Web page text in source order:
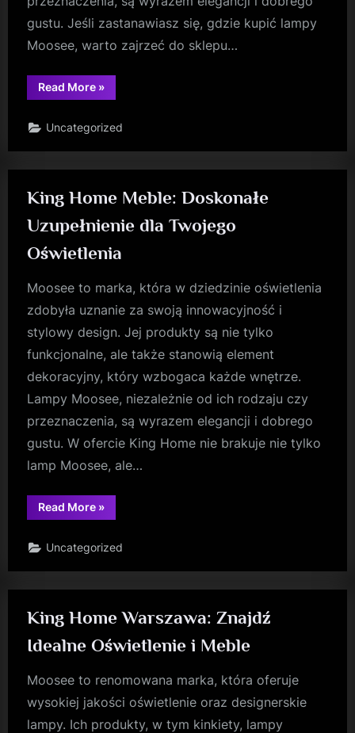
gustu. Jeśli zastanawiasz się, gdzie kupić lampy
Moosee, warto zajrzeć do sklepu…
Read More“Lampa
LED
i
Oświetlenie”
»
Uncategorized
King Home Meble: Doskonałe
Uzupełnienie dla Twojego
Oświetlenia
Moosee to marka, która w dziedzinie oświetlenia
zdobyła uznanie za swoją innowacyjność i
stylowy design. Jej produkty są nie tylko
funkcjonalne, ale także stanowią element
dekoracyjny, który wzbogaca każde wnętrze.
Lampy Moosee, niezależnie od ich rodzaju czy
przeznaczenia, są wyrazem elegancji i dobrego
gustu. W ofercie King Home nie brakuje nie tylko
lamp Moosee, ale…
Read More“King
Home
Uzupełnienie
Twojego
»
Uncategorized
King Home Warszawa: Znajdź
Idealne Oświetlenie i Meble
Moosee to renomowana marka, która oferuje
wysokiej jakości oświetlenie oraz designerskie
lampy. Ich produkty, w tym kinkiety, lampy